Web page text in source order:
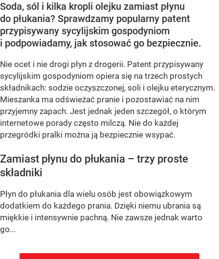
Soda, sól i kilka kropli olejku zamiast płynu
do płukania? Sprawdzamy popularny patent
przypisywany sycylijskim gospodyniom
i podpowiadamy, jak stosować go bezpiecznie.
Nie ocet i nie drogi płyn z drogerii. Patent przypisywany
sycylijskim gospodyniom opiera się na trzech prostych
składnikach: sodzie oczyszczonej, soli i olejku eterycznym.
Mieszanka ma odświeżać pranie i pozostawiać na nim
przyjemny zapach. Jest jednak jeden szczegół, o którym
internetowe porady często milczą. Nie do każdej
przegródki pralki można ją bezpiecznie wsypać.
Zamiast płynu do płukania – trzy proste
składniki
Płyn do płukania dla wielu osób jest obowiązkowym
dodatkiem do każdego prania. Dzięki niemu ubrania są
miękkie i intensywnie pachną. Nie zawsze jednak warto
go...